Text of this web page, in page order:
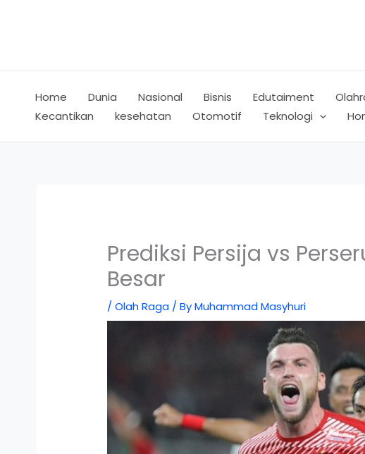
Home Dunia Nasional Bisnis Edutaiment
Kecantikan
kesehatan Otomotif Teknologi
Prediksi Persija vs
Besar
/Olah Raga / ByMuhammad Masyhuri